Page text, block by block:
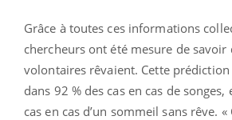
Grâce à toutes ces informations
chercheurs ont été mesure de savoir
volontaires rêvaient. Cette prédiction
dans 92 % des cas en cas de songes,
cas en cas d’un sommeil sans rêve. «